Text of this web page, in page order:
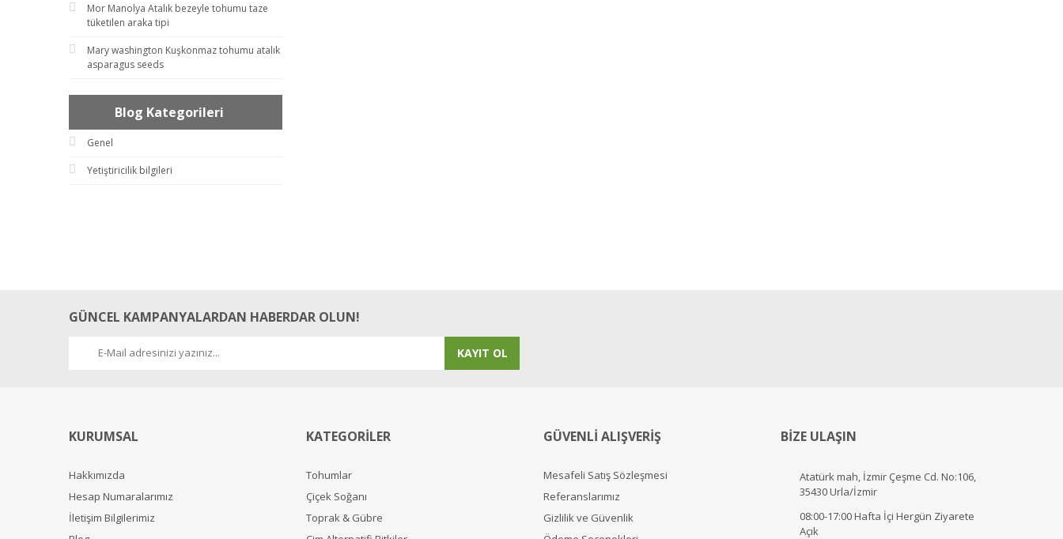
Mor Manolya Atalık bezeyle tohumu taze
tüketilen araka tipi
Mary washington Kuşkonmaz tohumu atalık
asparagus seeds
Blog Kategorileri
Genel
Yetiştiricilik bilgileri
GÜNCEL KAMPANYALARDAN HABERDAR OLUN!
KAYIT OL
KURUMSAL
Hakkımızda
Hesap Numaralarımız
İletişim Bilgilerimiz
KATEGORİLER
Tohumlar
Çiçek Soğanı
Toprak & Gübre
GÜVENLİ ALIŞVERİŞ
Mesafeli Satış Sözleşmesi
Referanslarımız
Gizlilik ve Güvenlik
BİZE ULAŞIN
Atatürk mah, İzmir Çeşme Cd. No:106,
35430 Urla/İzmir
08:00-17:00 Hafta İçi Hergün Ziyarete
Açık